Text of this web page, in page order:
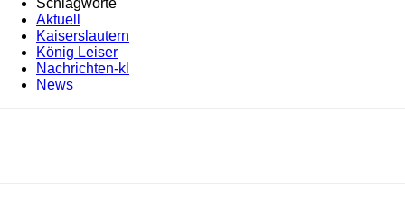
Aktuell
Kaiserslautern
König Leiser
Nachrichten-kl
News